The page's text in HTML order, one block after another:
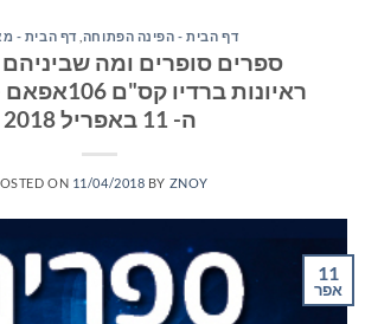
דף הבית - הפינה הפתוחה דף הבית -
ספרים סופרים ומה
ראיונות
ה- 11 באפריל 2018
ON 11/04/2018 BY ZNOY
11
אפר